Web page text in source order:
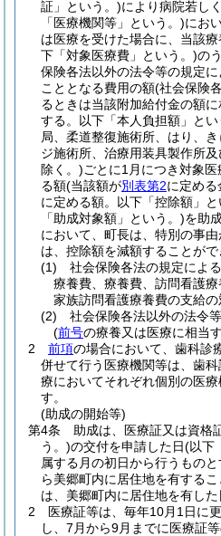
証」という。)により病院若し
「医療機関等」という。)にお
は医療を受けた場合に、当該
下「対象医療費」という。)の
保険各法以外の法令等の規定
こととなる費用の額(社会保険
るときは当該附加給付金の額
する。以下「本人負担額」とい
局、柔道整復施術所、はり、
ジ施術所、治療用装具製作所
除く。)ごとに1月につき対象
る額(当該額が別表第2に定める
に定める額。以下「控除額」
「助成対象額」という。)を助
において、町長は、特別の事
は、控除額を減額することがで
(1)
社会保険各法の規定によ
療養費、療養費、訪問看護
家族訪問看護療養費の支給
(2)
社会保険各法以外の法令
(前号の療養又は医療に相当
2
前項の場合において、歯科診
併せて行う医療機関等は、歯
療においてそれぞれ個別の医
す。
(助成の開始等)
第4条
助成は、医療証又は資格
う。)の交付を申請した日(以下
属する月の初日から行うものと
ら美郷町内に居住地を有する
は、美郷町内に居住地を有した
2
医療証等は、毎年10月1日に
し、7月から9月までに医療証